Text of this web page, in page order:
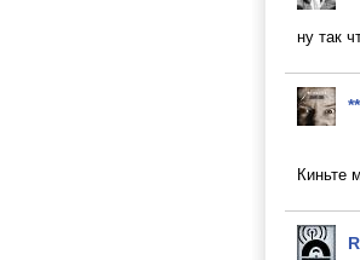
ну так
Киньте